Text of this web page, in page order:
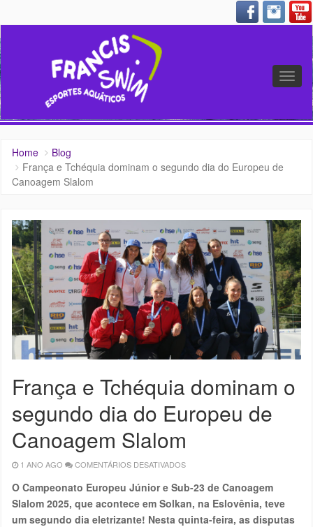
Home
Blog
França e Tchéquia dominam o segundo dia do Europeu de
Canoagem Slalom
França e Tchéquia dominam o
segundo dia do Europeu de
Canoagem Slalom
1 ANO AGO COMENTÁRIOS DESATIVADOS
TCHÉQUIA
DOMINAM
O
SEGUNDO
DIA
O Campeonato Europeu Júnior e Sub-23 de Canoagem
Slalom 2025, que acontece em Solkan, na Eslovênia, teve
um segundo dia eletrizante! Nesta quinta-feira, as disputas